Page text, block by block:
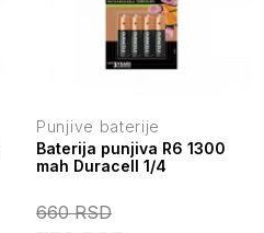
Punjive baterije
Baterija punjiva R6 1300
mah Duracell 1/4
660 RSD